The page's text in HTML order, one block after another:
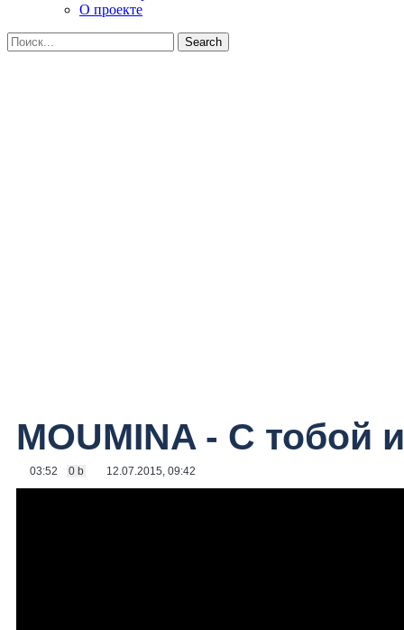
О проекте
MOUMINA - С тобой
03:52 0 b 12.07.2015, 09:42